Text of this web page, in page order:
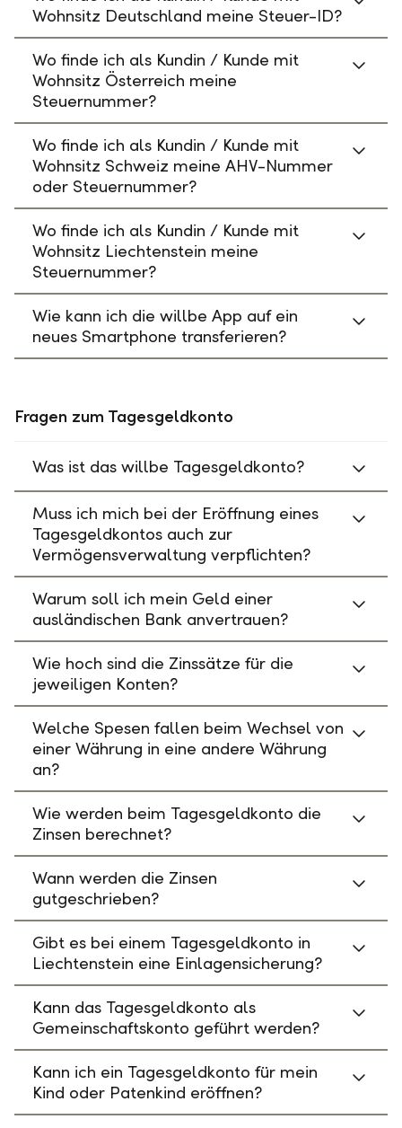
Wohnsitz Deutschland meine Steuer-ID?
Wo finde ich als Kundin / Kunde mit
Wohnsitz Österreich meine
Steuernummer?
Wo finde ich als Kundin / Kunde mit
Wohnsitz Schweiz meine AHV-Nummer
oder Steuernummer?
Wo finde ich als Kundin / Kunde mit
Wohnsitz Liechtenstein meine
Steuernummer?
Wie kann ich die willbe App auf ein
neues Smartphone transferieren?
Fragen zum Tagesgeldkonto
Was ist das willbe Tagesgeldkonto?
Muss ich mich bei der Eröffnung eines
Tagesgeldkontos auch zur
Vermögensverwaltung verpflichten?
Warum soll ich mein Geld einer
ausländischen Bank anvertrauen?
Wie hoch sind die Zinssätze für die
jeweiligen Konten?
Welche Spesen fallen beim Wechsel von
einer Währung in eine andere Währung
an?
Wie werden beim Tagesgeldkonto die
Zinsen berechnet?
Wann werden die Zinsen
gutgeschrieben?
Gibt es bei einem Tagesgeldkonto in
Liechtenstein eine Einlagensicherung?
Kann das Tagesgeldkonto als
Gemeinschaftskonto geführt werden?
Kann ich ein Tagesgeldkonto für mein
Kind oder Patenkind eröffnen?